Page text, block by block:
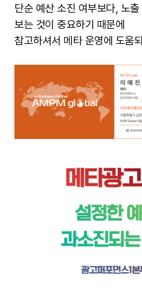
단순 예산 소진 여부보다, 노
보는 것이 중요하기 때문에
참고하셔서 메타 운영에 도움